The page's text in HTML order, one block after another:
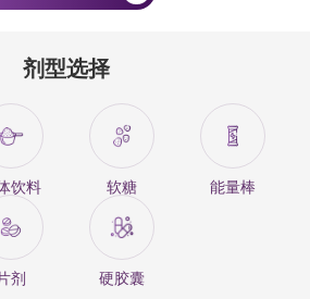
剂型选择
饮料 软糖 能量棒
剂 硬胶囊